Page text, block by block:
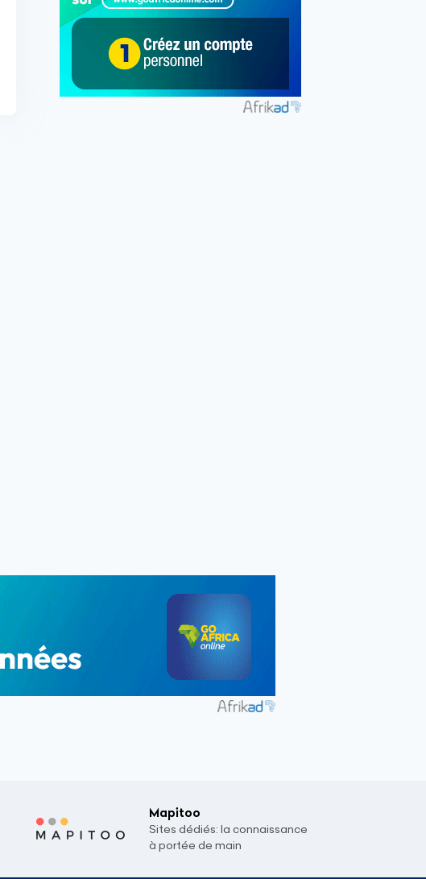
Mapitoo
Sites dédiés: la connaissance
à portée de main